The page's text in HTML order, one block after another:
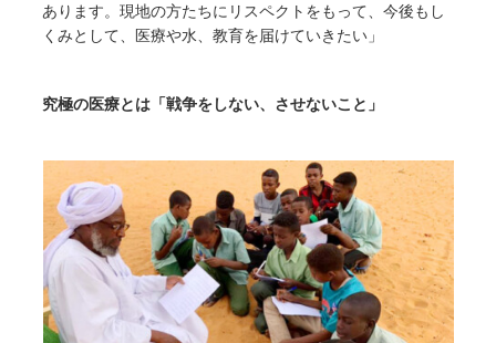
あります。現地の方たちにリスペクトをもって、今後もし
くみとして、医療や水、教育を届けていきたい」
究極の医療とは「戦争をしない、させないこと」